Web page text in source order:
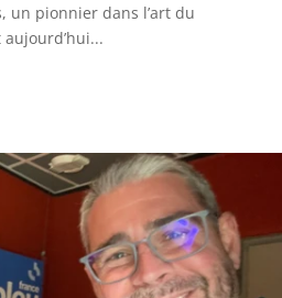
un pionnier dans l’art du